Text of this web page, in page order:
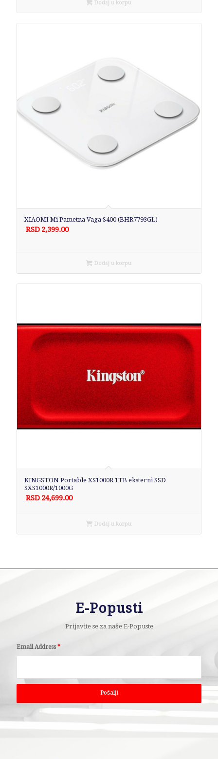
Dodaj u korpu
XIAOMI Mi Pametna Vaga S400 (BHR7793GL)
RSD 2,399.00
Dodaj u korpu
KINGSTON Portable XS1000R 1TB eksterni SSD
SXS1000R/1000G
RSD 24,699.00
Dodaj u korpu
E-Popusti
Prijavite se za naše E-Popuste
Email Address*